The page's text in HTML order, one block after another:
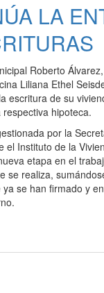
LA
Roberto
Liliana Ethel
escritura de su
hipoteca.
por la
el Instituto de la
etapa en el
se realiza,
se han firmado y